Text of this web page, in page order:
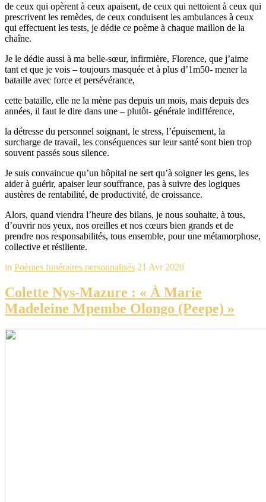
de ceux qui opèrent à ceux apaisent, de ceux qui nettoient à ceux qui
prescrivent les remèdes, de ceux conduisent les ambulances à ceux
qui effectuent les tests, je dédie ce poème à chaque maillon de la
chaîne.
Je le dédie aussi à ma belle-sœur, infirmière, Florence, que j’aime
tant et que je vois – toujours masquée et à plus d’1m50- mener la
bataille avec force et persévérance,
cette bataille, elle ne la mène pas depuis un mois, mais depuis des
années, il faut le dire dans une – plutôt- générale indifférence,
la détresse du personnel soignant, le stress, l’épuisement, la
surcharge de travail, les conséquences sur leur santé sont bien trop
souvent passés sous silence.
Je suis convaincue qu’un hôpital ne sert qu’à soigner les gens, les
aider à guérir, apaiser leur souffrance, pas à suivre des logiques
austères de rentabilité, de productivité, de croissance.
Alors, quand viendra l’heure des bilans, je nous souhaite, à tous,
d’ouvrir nos yeux, nos oreilles et nos cœurs bien grands et de
prendre nos responsabilités, tous ensemble, pour une métamorphose,
collective et résiliente.
in Poèmes funéraires personnalisés 21 Avr 2020
Colette Nys-Mazure : « À Marie
Madeleine Mpembe Olongo (Peepe) »